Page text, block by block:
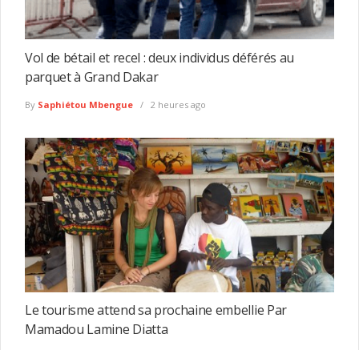
Vol de bétail et recel : deux individus déférés au
parquet à Grand Dakar
By Saphiétou Mbengue 2 heures ago
Le tourisme attend sa prochaine embellie Par
Mamadou Lamine Diatta